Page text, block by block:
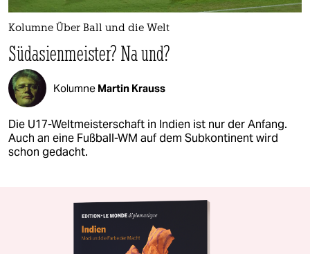
Kolumne Über Ball und die Welt
Südasienmeister? Na und?
Kolumne Martin Krauss
Die U17-Weltmeisterschaft in Indien ist nur der Anfang.
Auch an eine Fußball-WM auf dem Subkontinent wird
schon gedacht.